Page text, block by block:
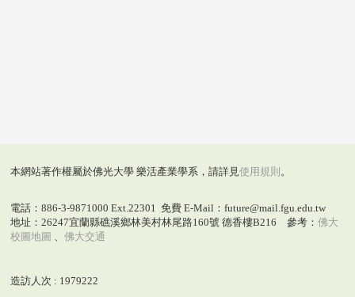
本網站著作權屬於佛光大學 樂活產業學系，請詳見使用規則 。
電話：886-3-9871000 Ext.22301 免費 E-Mail：future@mail.fgu.edu.tw
地址：26247宜蘭縣礁溪鄉林美村林尾路160號 德香樓B216 參考： 佛大
校圖地圖 、 佛大交通
造訪人次 : 1979222